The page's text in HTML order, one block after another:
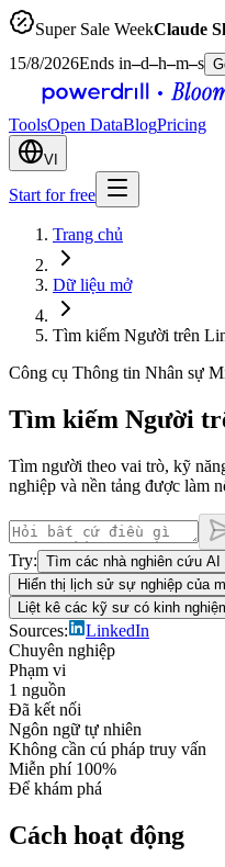
Super Sale WeekClaude
15/8/2026Ends in–d–h–m–s
ToolsOpen DataBlogPricing
VI
Start for free
Trang chủ
Dữ liệu mở
Tìm kiếm Người trên
Công cụ Thông tin Nhân sự
Tìm kiếm Người
Tìm người theo vai trò, kỹ
nghiệp và nền tảng được làm
Try: Tìm các nhà nghiên cứu
Hiển thị lịch sử sự nghiệp của
Liệt kê các kỹ sư có kinh
Sources:
LinkedIn
Chuyên nghiệp
Phạm vi
1 nguồn
Đã kết nối
Ngôn ngữ tự nhiên
Không cần cú pháp truy vấn
Miễn phí 100%
Để khám phá
Cách hoạt động